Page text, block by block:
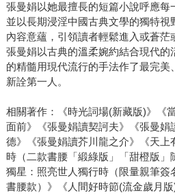
張曼娟以她最擅長的短篇小說呼應每
並以長期浸淫中國古典文學的獨特
內容意蘊，引領讀者輕鬆進入或蒼茫
張曼娟以古典的溫柔婉約結合現代的
的精髓用現代流行的手法作了最完
新詮第一人。
相關著作：《時光詞場(新藏版)》《
面前》《張曼娟讀契訶夫》《張曼娟
德》《張曼娟讀芥川龍之介》《天上
時（二款書腰「緞綠版」「甜橙版」
獨星：照亮世人獨行時（限量親筆簽
書腰款）》《人間好時節(流金歲月